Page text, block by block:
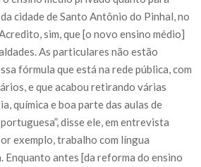
cidade de Santo Antônio do Pinhal, no
sim, que [o novo ensino médio]
As particulares não estão
fórmula que está na rede pública, com
e que acabou retirando várias
química e boa parte das aulas de
disse ele, em entrevista
por exemplo, trabalho com língua
antes [da reforma do ensino